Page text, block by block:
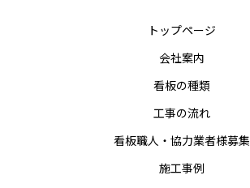
トップページ
会社案内
看板の種類
工事の流れ
看板職人・協力業者様募集
施工事例